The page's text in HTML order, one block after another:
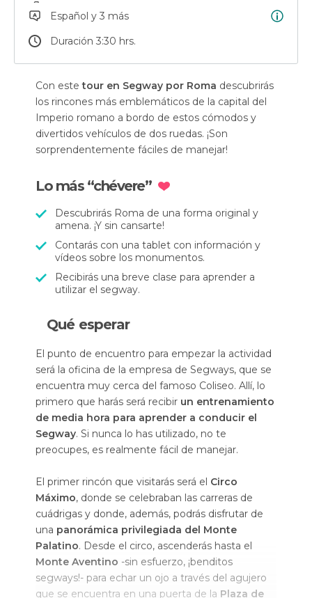
Español y 3 más
Duración 3:30 hrs.
Con estetour en Segway por Roma descubrirás
los rincones más emblemáticos de la capital del
Imperio romano a bordo de estos cómodos y
divertidos vehículos de dos ruedas. ¡Son
sorprendentemente fáciles de manejar!
Lo más “chévere”
Descubrirás Roma de una forma original y
amena. ¡Y sin cansarte!
Contarás con una tablet con información y
vídeos sobre los monumentos.
Recibirás una breve clase para aprender a
utilizar el segway.
Qué esperar
El punto de encuentro para empezar la actividad
será la oficina de la empresa de Segways, que se
encuentra muy cerca del famoso Coliseo. Allí, lo
primero que harás será recibir un entrenamiento
de media hora para aprender a conducir el
Segway. Si nunca lo has utilizado, no te
preocupes, es realmente fácil de manejar.
El primer rincón que visitarás será el Circo
Máximo, donde se celebraban las carreras de
cuádrigas y donde, además, podrás disfrutar de
una panorámica privilegiada del Monte
Palatino. Desde el circo, ascenderás hasta el
Monte Aventino -sin esfuerzo, ¡benditos
segways!- para echar un ojo a través del agujero
que se encuentra en una puerta de la Plaza de